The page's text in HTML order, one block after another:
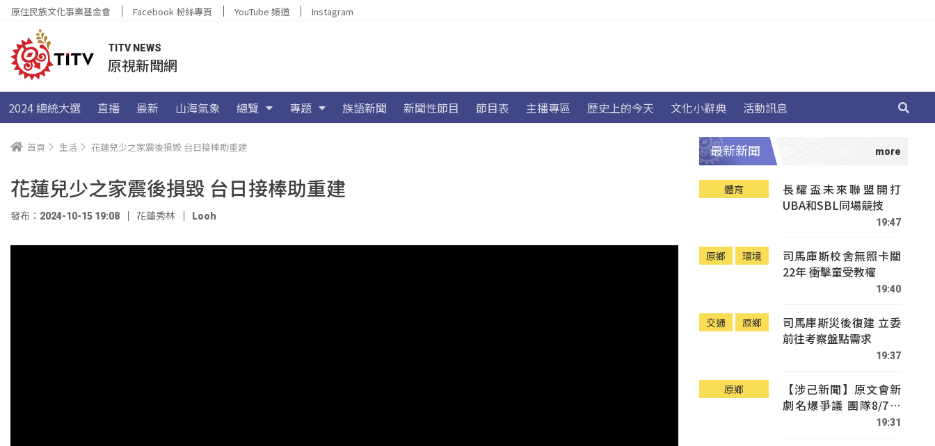
原住民族文化事業基金會 Facebook 粉絲專頁 YouTube 頻道 Instagram
TITV NEWS
原視新聞網
2024 總統大選 直播 最新 山海氣象 總覽 專題 族語新聞 新聞性節目 節目表 主播專區 歷史上的今天 文化小辭典 活動訊息
首頁 生活 花蓮兒少之家震後損毀 台日接棒助重建
花蓮兒少之家震後損毀 台日接棒助重建
發布：2024-10-15 19:08 花蓮秀林 Looh
最新新聞
體育
長耀盃未來聯盟開打
UBA和SBL同場競技
19:47
原鄉 環境
司馬庫斯校舍無照卡關
22年 衝擊童受教權
19:40
交通 原鄉
司馬庫斯災後復建 立委
前往考察盤點需求
19:37
原鄉
【涉己新聞】原文會新
劇名爆爭議 團隊8/7赴
19:31